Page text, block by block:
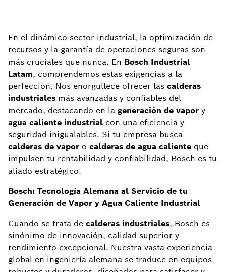
En el dinámico sector industrial, la optimización de
recursos y la garantía de operaciones seguras son
más cruciales que nunca. En Bosch Industrial
Latam, comprendemos estas exigencias a la
perfección. Nos enorgullece ofrecer las calderas
industriales más avanzadas y confiables del
mercado, destacando en la generación de vapor y
agua caliente industrial con una eficiencia y
seguridad inigualables. Si tu empresa busca
calderas de vapor o calderas de agua caliente que
impulsen tu rentabilidad y confiabilidad, Bosch es tu
aliado estratégico.
Bosch: Tecnología Alemana al Servicio de tu
Generación de Vapor y Agua Caliente Industrial
Cuando se trata de calderas industriales, Bosch es
sinónimo de innovación, calidad superior y
rendimiento excepcional. Nuestra vasta experiencia
global en ingeniería alemana se traduce en equipos